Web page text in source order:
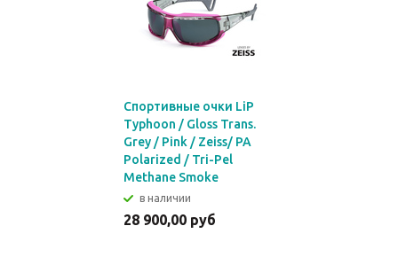
Спортивные очки LiP
Typhoon / Gloss Trans.
Grey / Pink / Zeiss/ PA
Polarized / Tri-Pel
Methane Smoke
в наличии
28 900,00 руб